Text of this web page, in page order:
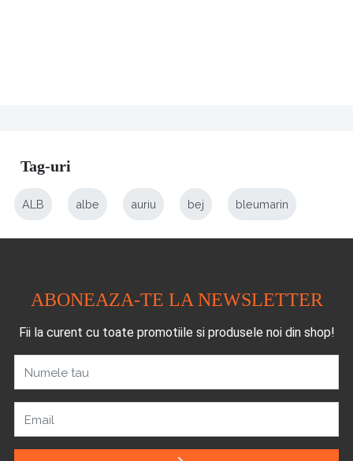
Tag-uri
ALB albe auriu bej bleumarin
ABONEAZA-TE LA NEWSLETTER
Fii la curent cu toate promotiile si produsele noi din shop!
Numele tau
Email